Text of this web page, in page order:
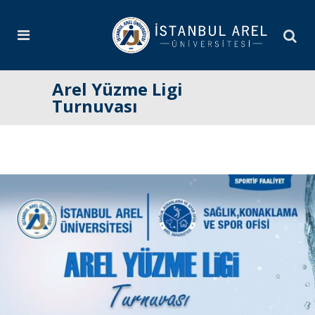
Arel Yüzme Ligi
Turnuvası